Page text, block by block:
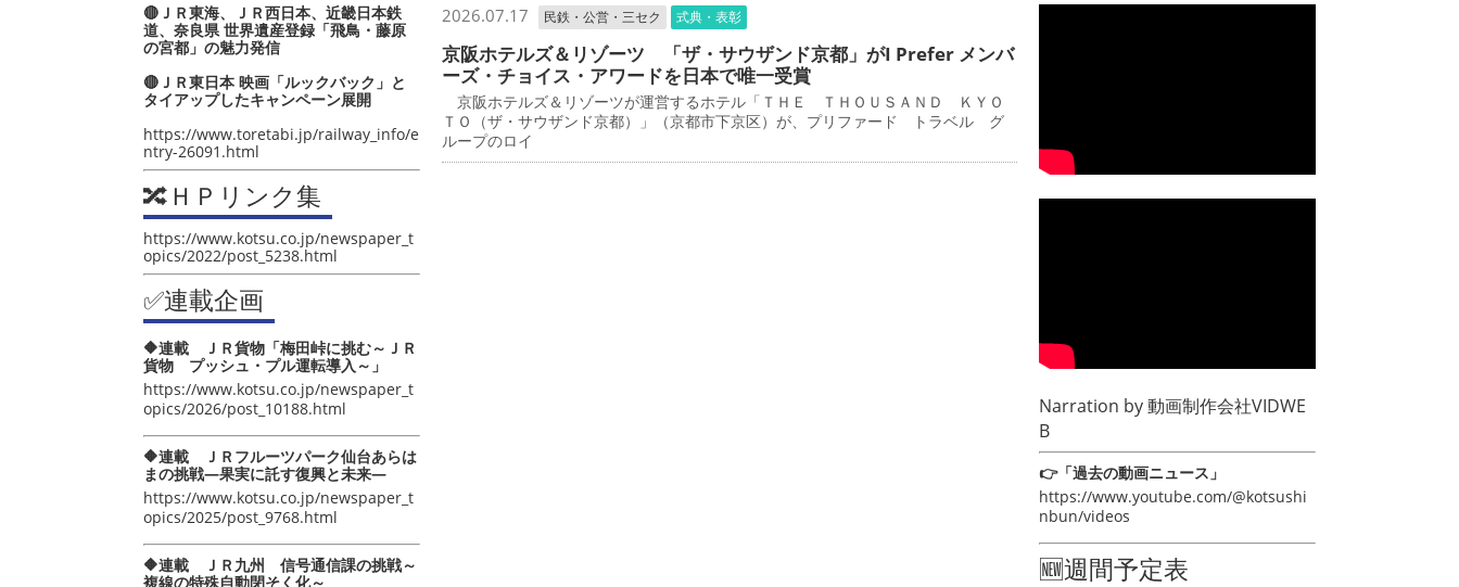
🔴ＪＲ東海、ＪＲ西日本、近畿日本鉄
道、奈良県 世界遺産登録「飛鳥・藤原
の宮都」の魅力発信
🔴ＪＲ東日本 映画「ルックバック」と
タイアップしたキャンペーン展開
https://www.toretabi.jp/railway_info/e
ntry-26091.html
🔀ＨＰリンク集
https://www.kotsu.co.jp/newspaper_t
opics/2022/post_5238.html
✅連載企画
🔶連載 ＪＲ貨物「梅田峠に挑む～ＪＲ
貨物 プッシュ・プル運転導入～」
https://www.kotsu.co.jp/newspaper_t
opics/2026/post_10188.html
🔶連載 ＪＲフルーツパーク仙台あらは
まの挑戦―果実に託す復興と未来―
https://www.kotsu.co.jp/newspaper_t
opics/2025/post_9768.html
🔶連載 ＪＲ九州 信号通信課の挑戦～
複線の特殊自動閉そく化～
2026.07.17 民鉄・公営・三セク 式典・表彰
京阪ホテルズ＆リゾーツ 「ザ・サウザンド京都」がI Prefer メンバ
ーズ・チョイス・アワードを日本で唯一受賞
京阪ホテルズ＆リゾーツが運営するホテル「ＴＨＥ ＴＨＯＵＳＡＮＤ ＫＹＯ
ＴＯ（ザ・サウザンド京都）」（京都市下京区）が、プリファード トラベル グ
ループのロイ
Narration by動画制作会社VIDWE
B
👉「過去の動画ニュース」
https://www.youtube.com/@kotsushi
nbun/videos
🆕週間予定表